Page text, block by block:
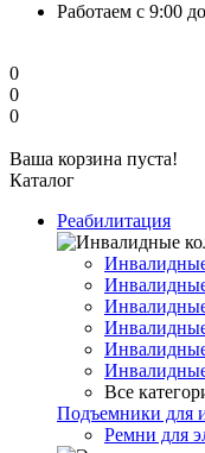
Работаем с 9:00
0
0
0
Ваша корзина пуста!
Каталог
Реабилитация
Все
Подъемники для
Ремни для